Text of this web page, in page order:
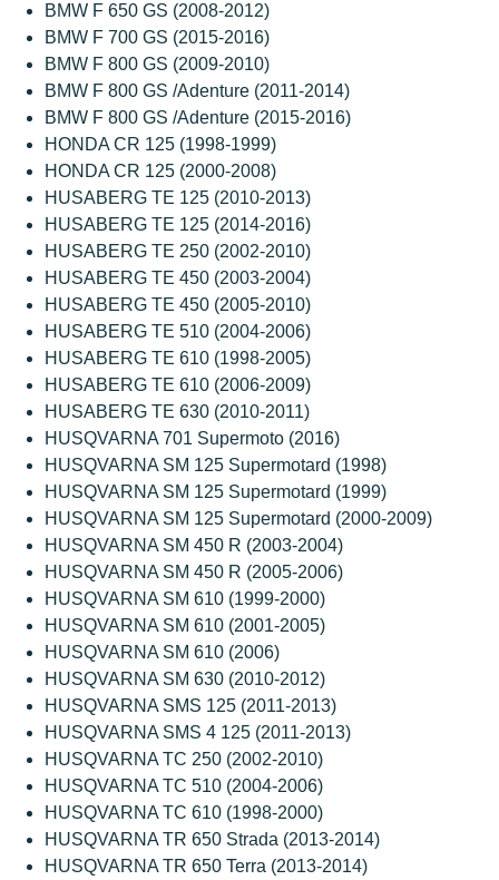
BMW F 650 GS (2008-2012)
BMW F 700 GS (2015-2016)
BMW F 800 GS (2009-2010)
BMW F 800 GS /Adenture (2011-2014)
BMW F 800 GS /Adenture (2015-2016)
HONDA CR 125 (1998-1999)
HONDA CR 125 (2000-2008)
HUSABERG TE 125 (2010-2013)
HUSABERG TE 125 (2014-2016)
HUSABERG TE 250 (2002-2010)
HUSABERG TE 450 (2003-2004)
HUSABERG TE 450 (2005-2010)
HUSABERG TE 510 (2004-2006)
HUSABERG TE 610 (1998-2005)
HUSABERG TE 610 (2006-2009)
HUSABERG TE 630 (2010-2011)
HUSQVARNA 701 Supermoto (2016)
HUSQVARNA SM 125 Supermotard (1998)
HUSQVARNA SM 125 Supermotard (1999)
HUSQVARNA SM 125 Supermotard (2000-2009)
HUSQVARNA SM 450 R (2003-2004)
HUSQVARNA SM 450 R (2005-2006)
HUSQVARNA SM 610 (1999-2000)
HUSQVARNA SM 610 (2001-2005)
HUSQVARNA SM 610 (2006)
HUSQVARNA SM 630 (2010-2012)
HUSQVARNA SMS 125 (2011-2013)
HUSQVARNA SMS 4 125 (2011-2013)
HUSQVARNA TC 250 (2002-2010)
HUSQVARNA TC 510 (2004-2006)
HUSQVARNA TC 610 (1998-2000)
HUSQVARNA TR 650 Strada (2013-2014)
HUSQVARNA TR 650 Terra (2013-2014)